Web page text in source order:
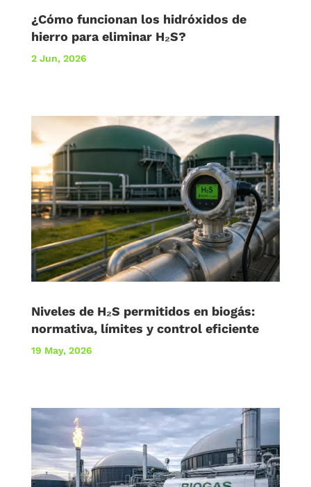
¿Cómo funcionan los hidróxidos de
hierro para eliminar H₂S?
2 Jun, 2026
Niveles de H₂S permitidos en biogás:
normativa, límites y control eficiente
19 May, 2026